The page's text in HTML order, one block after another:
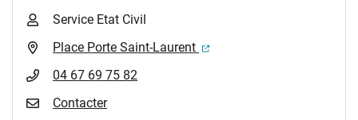
Service Etat Civil
Place Porte Saint-Laurent
(ouverture dans un
04 67 69 75 82
Contacter